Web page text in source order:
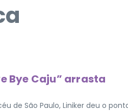
Bye Caju” arrasta
de São Paulo, Liniker deu o